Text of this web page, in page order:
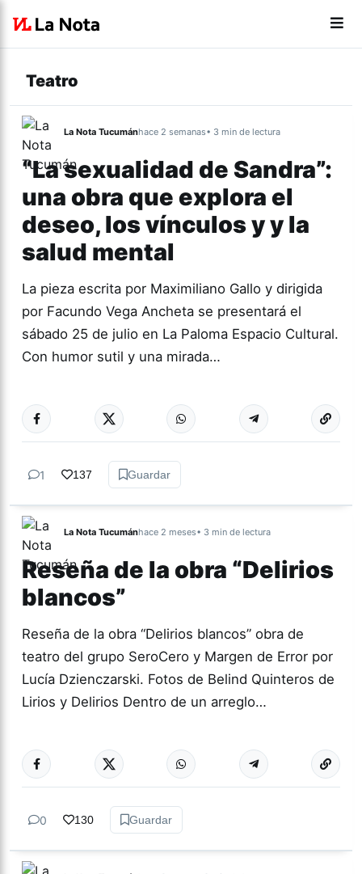
Teatro
La Nota Tucumánhace 2 semanas• 3 min de lectura
“La sexualidad de Sandra”:
una obra que explora el
deseo, los vínculos y y la
salud mental
La pieza escrita por Maximiliano Gallo y dirigida
por Facundo Vega Ancheta se presentará el
sábado 25 de julio en La Paloma Espacio Cultural.
Con humor sutil y una mirada…
TEATRO Más
1 137 Guardar
La Nota Tucumánhace 2 meses• 3 min de lectura
Reseña de la obra “Delirios
blancos”
Reseña de la obra “Delirios blancos” obra de
teatro del grupo SeroCero y Margen de Error por
Lucía Dzienczarski. Fotos de Belind Quinteros de
Lirios y Delirios Dentro de un arreglo…
TEATRO Más
0 130 Guardar